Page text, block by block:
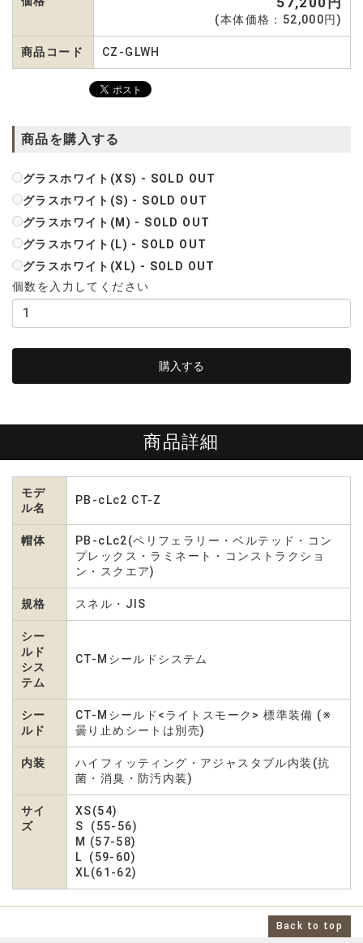
(本体価格：52,000円)
商品コード CZ-GLWH
商品を購入する
グラスホワイト(XS) - SOLD OUT
グラスホワイト(S) - SOLD OUT
グラスホワイト(M) - SOLD OUT
グラスホワイト(L) - SOLD OUT
グラスホワイト(XL) - SOLD OUT
個数を入力してください
商品詳細
モデ
ル名
PB-cLc2 CT-Z
帽体
PB-cLc2(ペリフェラリー・ベルテッド・コン
プレックス・ラミネート・コンストラクショ
ン・スクエア)
規格 スネル・JIS
シー
ルド
シス
テム
CT-Mシールドシステム
シー
ルド
CT-Mシールド<ライトスモーク> 標準装備 (※
曇り止めシートは別売)
内装
ハイフィッティング・アジャスタブル内装(抗
菌・消臭・防汚内装)
サイ
ズ
XS(54)
S (55-56)
M (57-58)
L (59-60)
XL(61-62)
Back to top